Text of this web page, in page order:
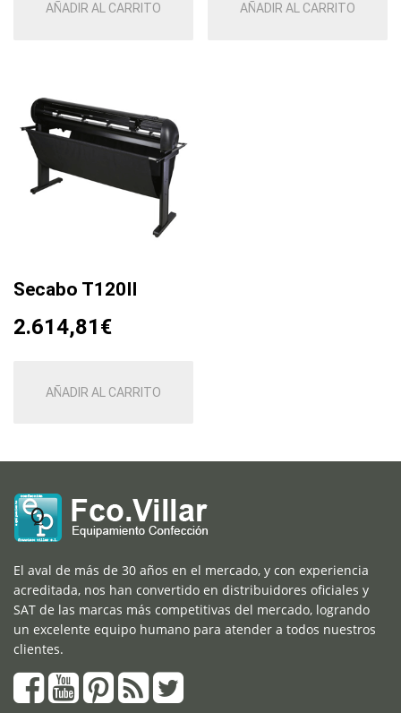
AÑADIR AL CARRITO AÑADIR AL CARRITO
Secabo T120II
2.614,81€
AÑADIR AL CARRITO
El aval de más de 30 años en el mercado, y con experiencia
acreditada, nos han convertido en distribuidores oficiales y
SAT de las marcas más competitivas del mercado, logrando
un excelente equipo humano para atender a todos nuestros
clientes.